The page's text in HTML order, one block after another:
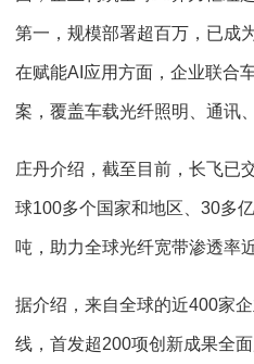
第一，规模部署超百万，已成
在赋能AI应用方面，企业联合
案，覆盖车载光纤照明、通讯
庄丹介绍，截至目前，长飞已
球100多个国家和地区、30多
吨，助力全球光纤宽带渗透率
据介绍，来自全球的近400家
线，首发超200项创新成果全